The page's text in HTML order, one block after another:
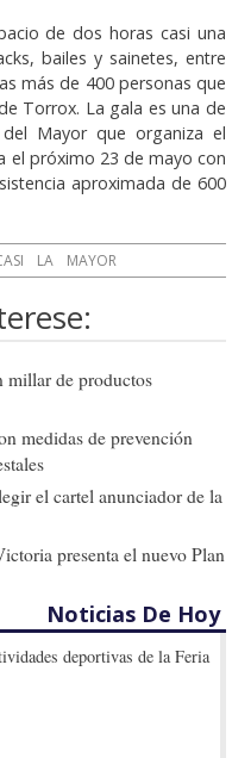
de dos horas casi una
bailes y sainetes, entre
más de 400 personas que
Torrox. La gala es una de
Mayor que organiza el
el próximo 23 de mayo con
aproximada de 600
LA MAYOR
millar de productos
medidas de prevención
el cartel anunciador de la
presenta el nuevo Plan
Noticias De Hoy
deportivas de la Feria